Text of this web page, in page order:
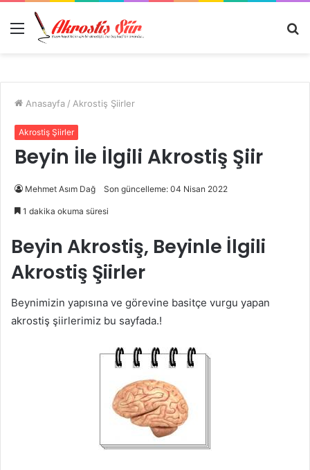
Menü
Anasayfa / Akrostiş Şiirler
Akrostiş Şiirler
Beyin İle İlgili Akrostiş Şiir
Mehmet Asım Dağ Son güncelleme: 04 Nisan 2022
1 dakika okuma süresi
Beyin Akrostiş, Beyinle İlgili
Akrostiş Şiirler
Beynimizin yapısına ve görevine basitçe vurgu yapan
akrostiş şiirlerimiz bu sayfada.!